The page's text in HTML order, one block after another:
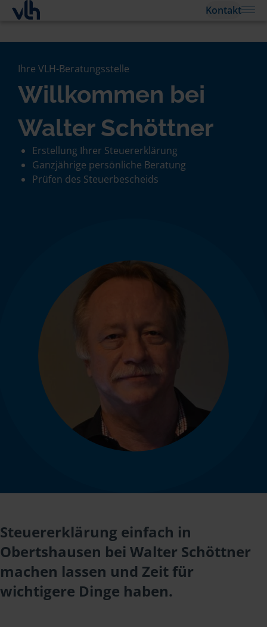
Kontakt
Ihre VLH-Beratungsstelle
Willkommen bei
Walter Schöttner
Erstellung Ihrer Steuererklärung
Ganzjährige persönliche Beratung
Prüfen des Steuerbescheids
Steuererklärung einfach in
Obertshausen bei Walter Schöttner
machen lassen und Zeit für
wichtigere Dinge haben.